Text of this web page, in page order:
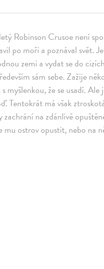
Robinson Crusoe není
po moři a poznával svět.
zemi a vydat se do
sám sebe. Zažije
myšlenkou, že se usadí.
Tentokrát má však
zachrání na zdánlivě
mu ostrov opustit, nebo na